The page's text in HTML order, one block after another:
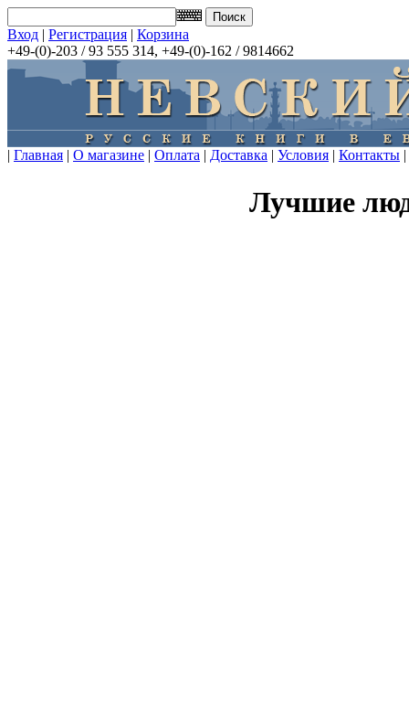
Вход | Регистрация | Корзина
+49-(0)-203 / 93 555 314, +49-(0)-162 / 9814662
| Главная | О магазине | Оплата | Доставка | Условия | Контакты |
Лучшие